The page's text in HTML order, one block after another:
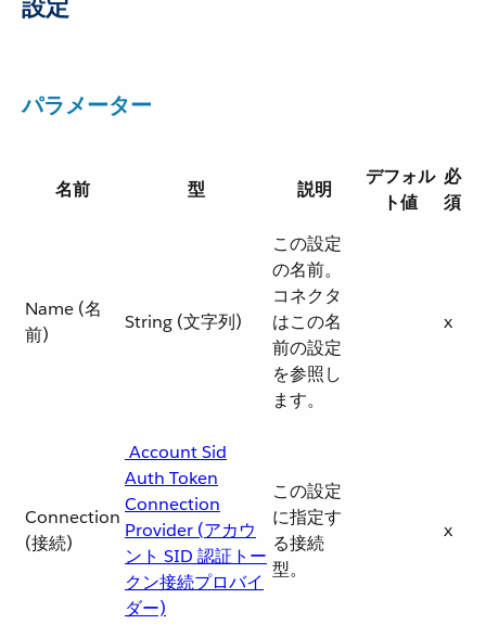
設定
パラメーター
名前 型 説明
デフォル
ト値
必
須
Name (名
前)
String (文字列)
この設定
の名前。
コネクタ
はこの名
前の設定
を参照し
ます。
x
Connection
(接続)
​ Account Sid
Auth Token
Connection
Provider (アカウ
ント SID 認証トー
クン接続プロバイ
ダー)
この設定
に指定す
る接続
型。
x